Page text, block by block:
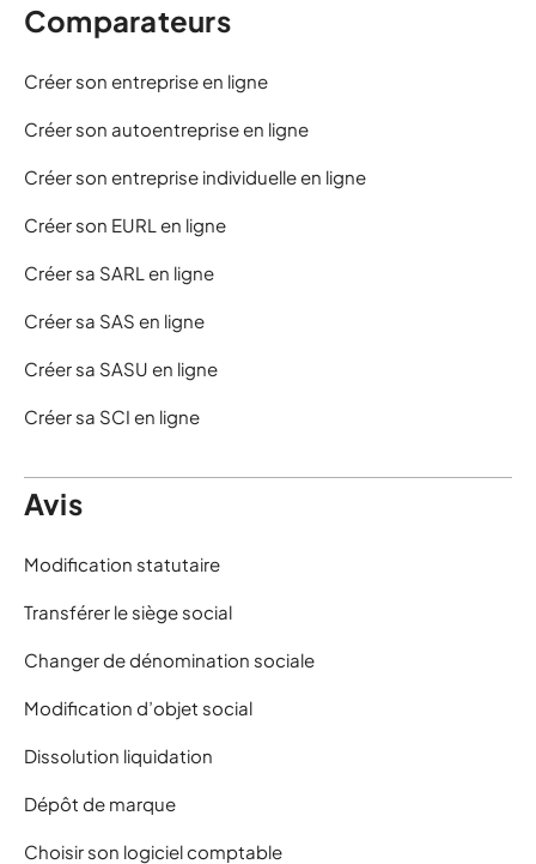
Comparateurs
Créer son entreprise en ligne
Créer son autoentreprise en ligne
Créer son entreprise individuelle en ligne
Créer son EURL en ligne
Créer sa SARL en ligne
Créer sa SAS en ligne
Créer sa SASU en ligne
Créer sa SCI en ligne
Avis
Modification statutaire
Transférer le siège social
Changer de dénomination sociale
Modification d’objet social
Dissolution liquidation
Dépôt de marque
Choisir son logiciel comptable